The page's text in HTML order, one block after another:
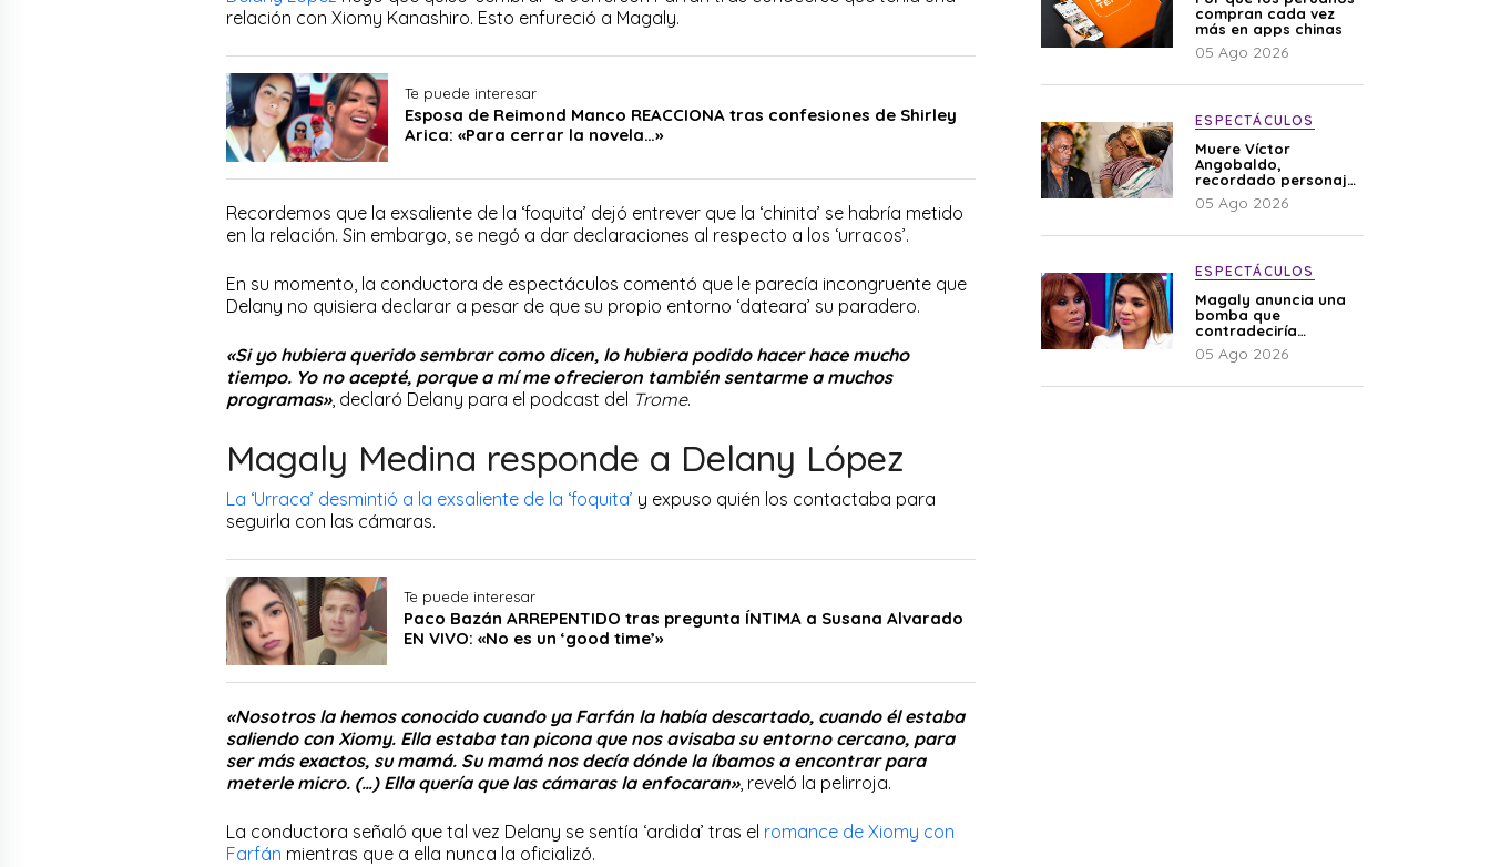
relación con Xiomy Kanashiro. Esto enfureció a Magaly.
Te puede interesar
Esposa de Reimond Manco REACCIONA tras confesiones de Shirley
Arica: «Para cerrar la novela…»
Recordemos que la exsaliente de la ‘foquita’ dejó entrever que la ‘chinita’ se habría metido
en la relación. Sin embargo, se negó a dar declaraciones al respecto a los ‘urracos’.
En su momento, la conductora de espectáculos comentó que le parecía incongruente que
Delany no quisiera declarar a pesar de que su propio entorno ‘dateara’ su paradero.
«Si yo hubiera querido sembrar como dicen, lo hubiera podido hacer hace mucho
tiempo. Yo no acepté, porque a mí me ofrecieron también sentarme a muchos
programas», declaró Delany para el podcast del Trome.
Magaly Medina responde a Delany López
La ‘Urraca’ desmintió a la exsaliente de la ‘foquita’ y expuso quién los contactaba para
seguirla con las cámaras.
Te puede interesar
Paco Bazán ARREPENTIDO tras pregunta ÍNTIMA a Susana Alvarado
EN VIVO: «No es un ‘good time’»
«Nosotros la hemos conocido cuando ya Farfán la había descartado, cuando él estaba
saliendo con Xiomy. Ella estaba tan picona que nos avisaba su entorno cercano, para
ser más exactos, su mamá. Su mamá nos decía dónde la íbamos a encontrar para
meterle micro. (…) Ella quería que las cámaras la enfocaran», reveló la pelirroja.
La conductora señaló que tal vez Delany se sentía ‘ardida’ tras el romance de Xiomy con
Farfán mientras que a ella nunca la oficializó.
compran cada vez
más en apps chinas
05 Ago 2026
ESPECTÁCULOS
Muere Víctor
Angobaldo,
recordado personaje
de la farándula y
expareja de Shirley
05 Ago 2026
ESPECTÁCULOS
Magaly anuncia una
bomba que
contradeciría
comunicado de La
Bella Luz: “Hay un
05 Ago 2026